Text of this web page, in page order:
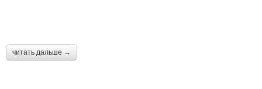
читать дальше →